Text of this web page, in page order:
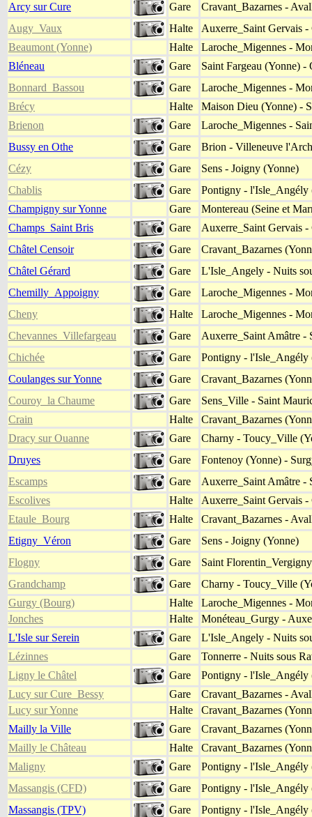
Arcy sur Cure
Gare
Cravant_Bazarnes -
Augy_Vaux
Halte
Auxerre_Saint Gervais -
Beaumont (Yonne)
Halte
Laroche_Migennes -
Bléneau
Gare
Saint Fargeau (Yonne) -
Bonnard_Bassou
Gare
Laroche_Migennes -
Brécy
Halte
Maison Dieu (Yonne) -
Brienon
Gare
Laroche_Migennes -
Bussy en Othe
Gare
Brion - Villeneuve
Cézy
Gare
Sens - Joigny (Yonne)
Chablis
Gare
Pontigny - l'Isle_Angély
Champigny sur Yonne
Gare
Montereau (Seine et
Champs_Saint Bris
Gare
Auxerre_Saint Gervais -
Châtel Censoir
Gare
Cravant_Bazarnes
Châtel Gérard
Gare
L'Isle_Angely - Nuits
Chemilly_Appoigny
Gare
Laroche_Migennes -
Cheny
Halte
Laroche_Migennes -
Chevannes_Villefargeau
Gare
Auxerre_Saint Amâtre -
Chichée
Gare
Pontigny - l'Isle_Angély
Coulanges sur Yonne
Gare
Cravant_Bazarnes
Couroy_la Chaume
Gare
Sens_Ville - Saint
Crain
Halte
Cravant_Bazarnes
Dracy sur Ouanne
Gare
Charny - Toucy_Ville
Druyes
Gare
Fontenoy (Yonne) -
Escamps
Gare
Auxerre_Saint Amâtre -
Escolives
Halte
Auxerre_Saint Gervais -
Etaule_Bourg
Halte
Cravant_Bazarnes -
Etigny_Véron
Gare
Sens - Joigny (Yonne)
Flogny
Gare
Saint
Grandchamp
Gare
Charny - Toucy_Ville
Gurgy (Bourg)
Halte
Laroche_Migennes -
Jonches
Halte
Monéteau_Gurgy -
L'Isle sur Serein
Gare
L'Isle_Angely - Nuits
Lézinnes
Gare
Tonnerre - Nuits sous
Ligny le Châtel
Gare
Pontigny - l'Isle_Angély
Lucy sur Cure_Bessy
Gare
Cravant_Bazarnes -
Lucy sur Yonne
Halte
Cravant_Bazarnes
Mailly la Ville
Gare
Cravant_Bazarnes
Mailly le Château
Halte
Cravant_Bazarnes
Maligny
Gare
Pontigny - l'Isle_Angély
Massangis (CFD)
Gare
Pontigny - l'Isle_Angély
Massangis (TPV)
Gare
Pontigny - l'Isle_Angély